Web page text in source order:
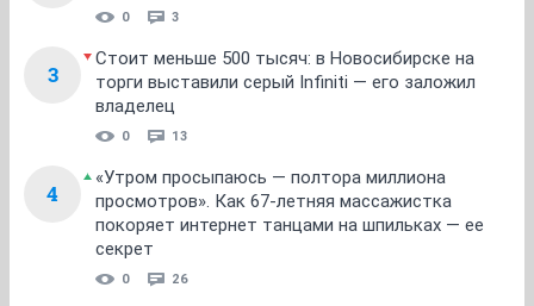
0 3
3
Стоит меньше 500 тысяч: в Новосибирске на
торги выставили серый Infiniti — его заложил
владелец
0 13
4
«Утром просыпаюсь — полтора миллиона
просмотров». Как 67-летняя массажистка
покоряет интернет танцами на шпильках — ее
секрет
0 26